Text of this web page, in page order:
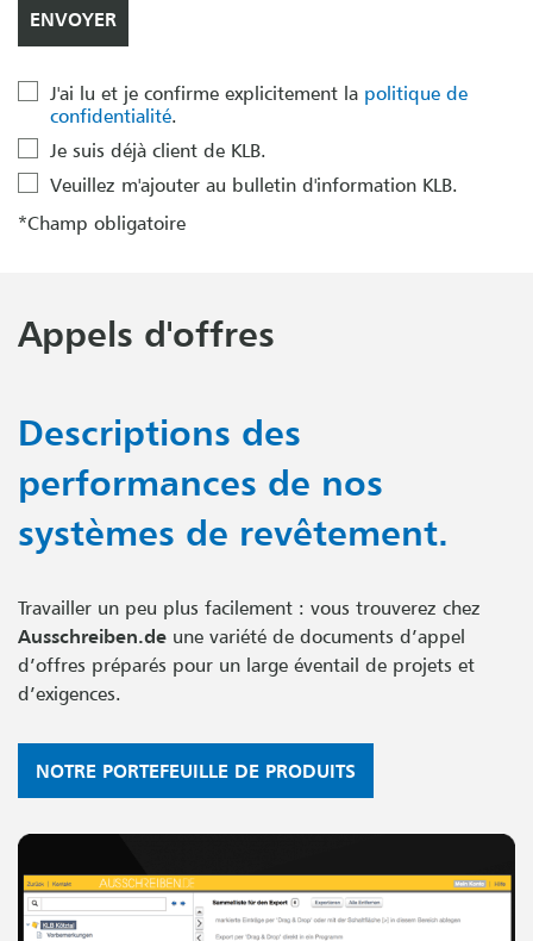
J'ai lu et je confirme explicitement la politique de
confidentialité.
Je suis déjà client de KLB.
Veuillez m'ajouter au bulletin d'information KLB.
*Champ obligatoire
Appels d'offres
Descriptions des
performances de nos
systèmes de revêtement.
Travailler un peu plus facilement : vous trouverez chez
Ausschreiben.de une variété de documents d’appel
d’offres préparés pour un large éventail de projets et
d’exigences.
NOTRE PORTEFEUILLE DE PRODUITS